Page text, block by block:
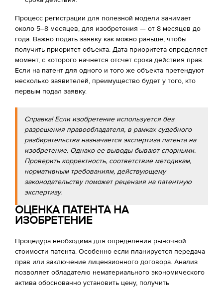
Процесс регистрации для полезной модели занимает
около 5–8 месяцев, для изобретения — от 8 месяцев до
года. Важно подать заявку как можно раньше, чтобы
получить приоритет объекта. Дата приоритета определяет
момент, с которого начнется отсчет срока действия прав.
Если на патент для одного и того же объекта претендуют
несколько заявителей, преимущество будет у того, кто
первым подал заявку.
Справка! Если изобретение используется без
разрешения правообладателя, в рамках судебного
разбирательства назначается экспертиза патента на
изобретение. Однако ее выводы бывают спорными.
Проверить корректность, соответствие методикам,
нормативным требованиям, действующему
законодательству поможет рецензия на патентную
экспертизу.
ОЦЕНКА ПАТЕНТА НА
ИЗОБРЕТЕНИЕ
Процедура необходима для определения рыночной
стоимости патента. Особенно если планируется передача
прав или заключение лицензионного договора. Анализ
позволяет обладателю нематериального экономического
актива обоснованно установить цену, получить